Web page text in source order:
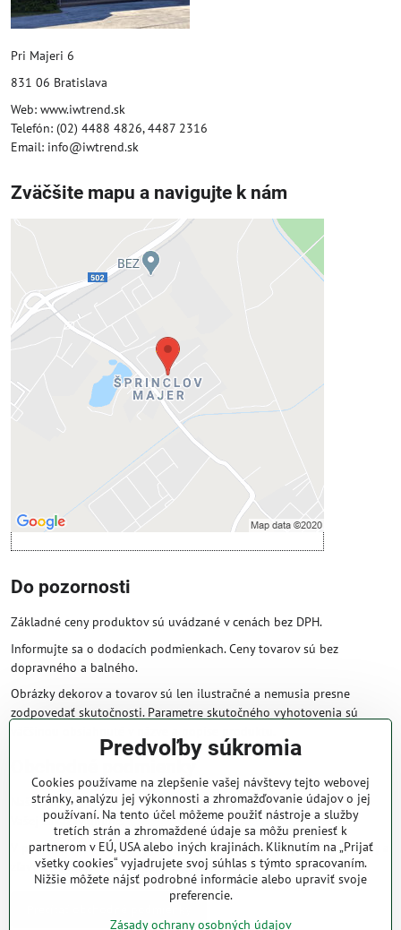
Pri Majeri 6
831 06 Bratislava
Web: www.iwtrend.sk
Telefón: (02) 4488 4826, 4487 2316
Email: info@iwtrend.sk
Zväčšite mapu a navigujte k nám
Externý obsah je blokovaný
Prajete si načítať externý obsah?
Povoliť tentokrát
Povoliť a zapamätať - súhlas s druhom
cookie: Funkčné
Otvoriť obsah v novom okne
Do pozornosti
Základné ceny produktov sú uvádzané v cenách bez DPH.
Informujte sa o dodacích podmienkach. Ceny tovarov sú bez
dopravného a balného.
Obrázky dekorov a tovarov sú len ilustračné a nemusia presne
zodpovedať skutočnosti. Parametre skutočného vyhotovenia sú
Obchodné podmienky
Naše obchodné podmienky zaručujú bezproblémové spracovanie
Vašej zakázky online.
V prípade, že máte s nami už dojednané obchodné podmienky, ceny a
zľavy z minulosti, platia tie, ktoré sú pre Vás výhodnejšie.
Predvoľby súkromia
Cookies používame na zlepšenie vašej návštevy tejto webovej
stránky, analýzu jej výkonnosti a zhromažďovanie údajov o jej
používaní. Na tento účel môžeme použiť nástroje a služby
tretích strán a zhromaždené údaje sa môžu preniesť k
partnerom v EÚ, USA alebo iných krajinách. Kliknutím na „Prijať
všetky cookies“ vyjadrujete svoj súhlas s týmto spracovaním.
Nižšie môžete nájsť podrobné informácie alebo upraviť svoje
preferencie.
Zásady ochrany osobných údajov